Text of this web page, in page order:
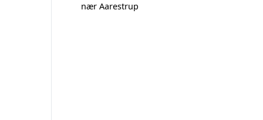
nær Aarestrup